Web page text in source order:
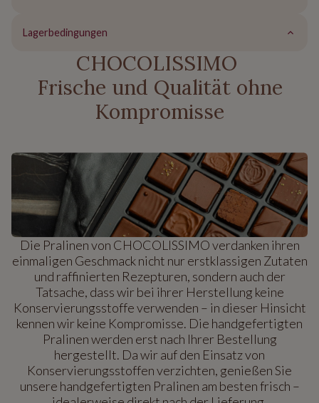
Lagerbedingungen
CHOCOLISSIMO
Frische und Qualität ohne
Kompromisse
Die Pralinen von CHOCOLISSIMO verdanken ihren
einmaligen Geschmack nicht nur erstklassigen Zutaten
und raffinierten Rezepturen, sondern auch der
Tatsache, dass wir bei ihrer Herstellung keine
Konservierungsstoffe verwenden – in dieser Hinsicht
kennen wir keine Kompromisse. Die handgefertigten
Pralinen werden erst nach Ihrer Bestellung
hergestellt. Da wir auf den Einsatz von
Konservierungsstoffen verzichten, genießen Sie
unsere handgefertigten Pralinen am besten frisch –